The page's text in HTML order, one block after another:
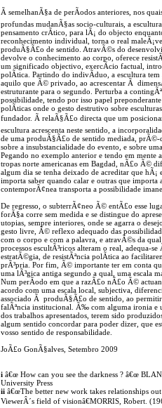
Ã semelhanÃ§a de perÃ­odos anteriores, nos
profundas mudanÃ§as socio-culturais, a
pensamento crÃ­tico, para lÃ¡ do objecto
reconhecimento individual, torna o real
produÃ§Ã£o de sentido. AtravÃ©s do
devolve o conhecimento ao corpo, oferece
um significado objectivo, exercÃ­cio factual,
polÃ­tica. Partindo do indivÃ­duo, a escultura tem
aquilo que Ã© privado, ao acrescentar Ã
estruturante para o segundo. Perturba a
possibilidade, tendo por isso papel
polÃ­ticas onde o gesto destrutivo sobre
fundador. Ã relaÃ§Ã£o directa que um
escultura acrescenta neste sentido, a
de uma produÃ§Ã£o de sentido mediada,
sobre a insubstancialidade do evento, e sobre
Pegando no exemplo anterior e tendo em mente
tropas norte americanas em Bagdad, nÃ£o Ã©
algum dia se tenha deixado de acreditar que hÃ¡
importa saber quando calar e outras que importa
contemporÃ¢nea transporta a possibilidade
De regresso, o subterrÃ¢neo Ã© entÃ£o esse
forÃ§a corre sem medida e se distingue do
utopias, sempre interiores, onde se agarra o
gesto livre, Ã© reflexo adequado das
com o corpo e com a palavra, e atravÃ©s da
processos escultÃ³ricos alteram o real, adequa-
estratÃ©gia, de resistÃªncia polÃ­tica ao
prÃ³pria. Por fim, Ã© importante ter em conta
uma lÃ³gica antiga segundo a qual, uma escala
Num perÃ­odo em que a razÃ£o nÃ£o Ã©
acordo com uma escala local, subjectiva,
associado Ã produÃ§Ã£o de sentido, ao
falÃªncia institucional. Ã‰ com alguma ironia e
dos trabalhos apresentados, terem sido
algum sentido concordar para poder dizer, que
vosso sentido de responsabilidade.
JoÃ£o GonÃ§alves, Setembro 2009
i â€œ How can you see the darkness ? â€œ
University Press
ii â€œThe better new work takes relationships
ViewerÂ´s field of visionâ€MORRIS, Robert.